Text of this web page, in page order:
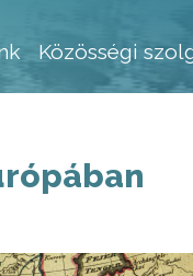
Közösségi